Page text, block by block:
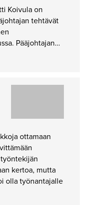
Koivula on
tehtävät
Pääjohtajan…
ottamaan
kertoa, mutta
olla työnantajalle